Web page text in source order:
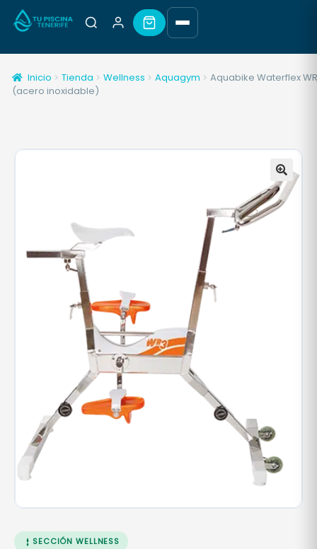
Inicio Tienda Wellness Aquagym
Aquabike Waterflex
(acero inoxidable)
🔍
SECCIÓN WELLNESS